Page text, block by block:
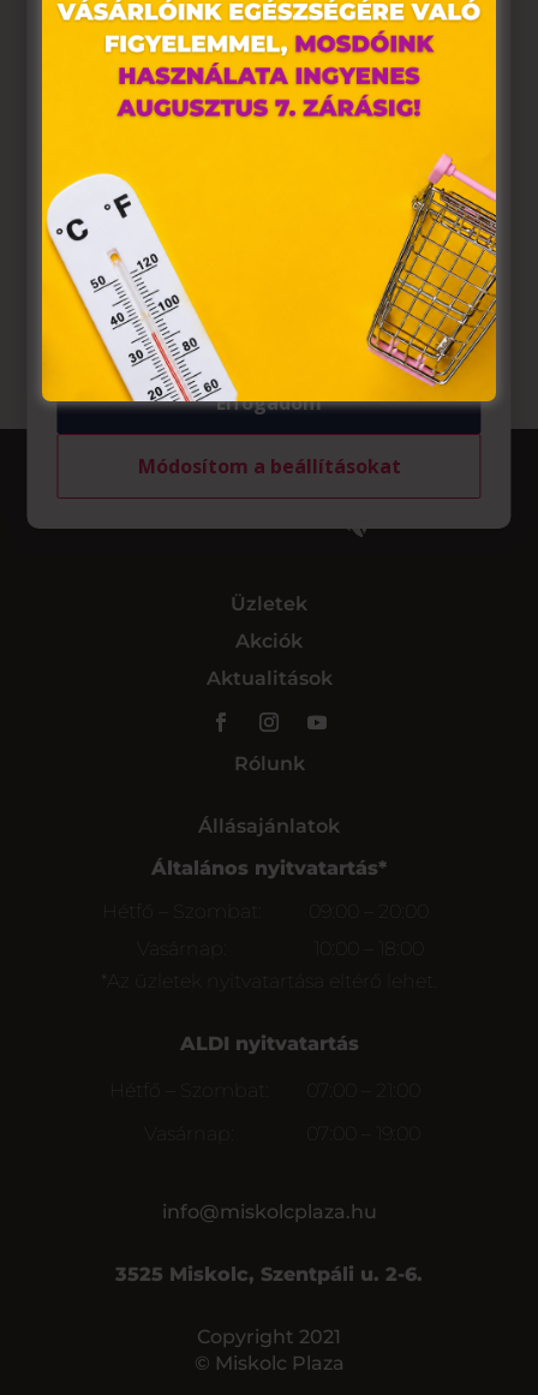
Üzletek
Akciók
Aktualitások
Rólunk
Állásajánlatok
Általános nyitvatartás*
Hétfő – Szombat:
09:00 – 20:00
Vasárnap:
*Az üzletek nyitvatartása eltérő lehet.
ALDI nyitvatartás
Hétfő – Szombat:
07:00 – 21:00
Vasárnap:
info@miskolcplaza.hu
3525 Miskolc, Szentpáli u. 2-6.
Copyright 2021
© Miskolc Plaza
Weboldalunkon „cookie"-kat (továbbiakban „süti")
alkalmazunk. Ezek olyan fájlok, melyek információt
tárolnak webes böngészőjében. Ehhez az Ön
hozzájárulása szükséges.
A „sütiket" az elektronikus hírközlésről szóló 2003. évi C.
törvény, az elektronikus kereskedelmi szolgáltatások, az
információs társadalommal összefüggő szolgáltatások
egyes kérdéseiről szóló 2001. évi CVIII. törvény, valamint
az Európai Unió előírásainak megfelelően használjuk.
Azon weblapoknak, melyek az Európai Unió országain
belül működnek, a „sütik" használatához, és ezeknek a
felhasználó számítógépén vagy egyéb eszközén történő
tárolásához a felhasználók hozzájárulását kell kérniük.
Elfogadom
Módosítom a beállításokat